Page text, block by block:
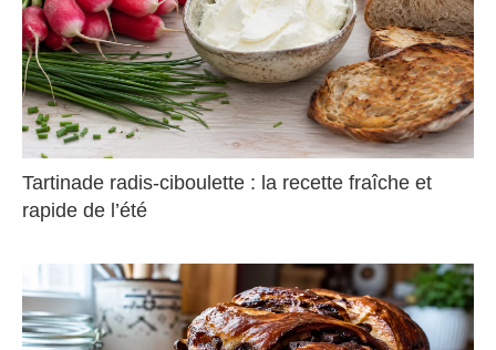
Tartinade radis-ciboulette : la recette fraîche et
rapide de l’été